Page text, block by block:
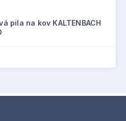
pila na kov KALTENBACH